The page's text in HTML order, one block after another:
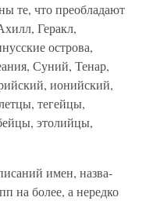
те, что преобладают
Геракл,
острова,
Суний, Тенар,
ионийский,
тегейцы,
этолийцы,
имен, назва­
на более, а нередко